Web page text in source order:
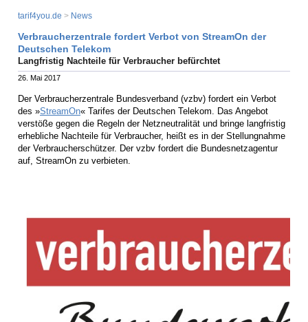
tarif4you.de > News
Verbraucherzentrale fordert Verbot von StreamOn der
Deutschen Telekom
Langfristig Nachteile für Verbraucher befürchtet
26. Mai 2017
Der Verbraucherzentrale Bundesverband (vzbv) fordert ein Verbot
des »StreamOn« Tarifes der Deutschen Telekom. Das Angebot
verstöße gegen die Regeln der Netzneutralität und bringe langfristig
erhebliche Nachteile für Verbraucher, heißt es in der Stellungnahme
der Verbraucherschützer. Der vzbv fordert die Bundesnetzagentur
auf, StreamOn zu verbieten.